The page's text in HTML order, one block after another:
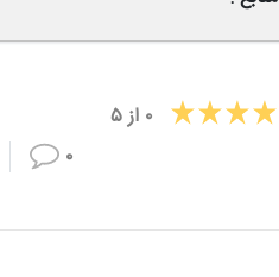
۰ از۵
۰